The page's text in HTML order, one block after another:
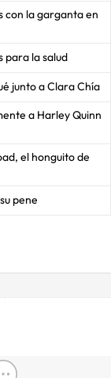
con la garganta en
para la salud
junto a Clara Chía
a Harley Quinn
el honguito de
pene